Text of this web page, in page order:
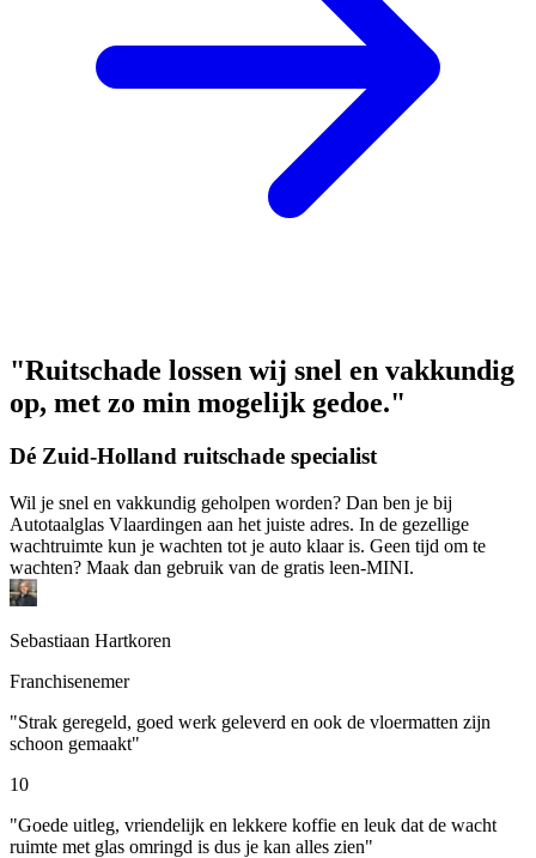
"Ruitschade lossen wij snel en vakkundig
op, met zo min mogelijk gedoe."
Dé Zuid-Holland ruitschade specialist
Wil je snel en vakkundig geholpen worden? Dan ben je bij
Autotaalglas Vlaardingen aan het juiste adres. In de gezellige
wachtruimte kun je wachten tot je auto klaar is. Geen tijd om te
wachten? Maak dan gebruik van de gratis leen-MINI.
Sebastiaan Hartkoren
Franchisenemer
"Strak geregeld, goed werk geleverd en ook de vloermatten zijn
schoon gemaakt"
10
"Goede uitleg, vriendelijk en lekkere koffie en leuk dat de wacht
ruimte met glas omringd is dus je kan alles zien"